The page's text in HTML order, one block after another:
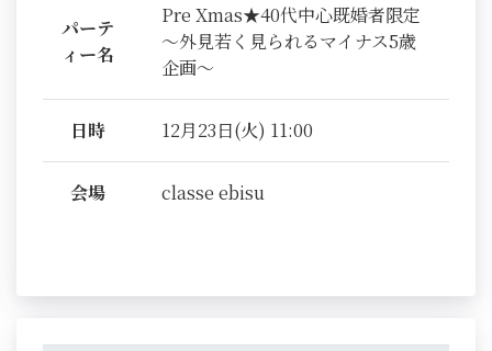
パーテ
ィー名
Pre Xmas★40代中心既婚者限定
～外見若く見られるマイナス5歳
企画～
日時 12月23日(火) 11:00
会場 classe ebisu